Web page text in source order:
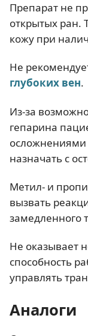
Препарат не
открытых ран.
кожу при
Не
глубоких вен.
Из-за
гепарина
осложнениями
назначать с
Метил- и
вызвать
замедленного
Не оказывает
способность
управлять
Аналоги